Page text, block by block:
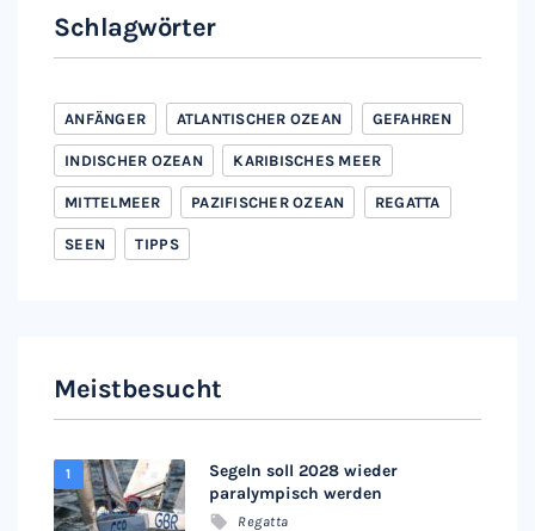
Schlagwörter
ANFÄNGER ATLANTISCHER OZEAN GEFAHREN
INDISCHER OZEAN KARIBISCHES MEER
MITTELMEER PAZIFISCHER OZEAN REGATTA
SEEN TIPPS
Meistbesucht
Segeln soll 2028 wieder
paralympisch werden
Regatta